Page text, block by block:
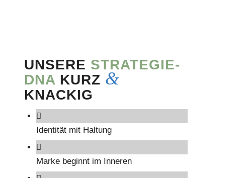
UNSERE STRATEGIE-
DNA KURZ &
KNACKIG
Identität mit Haltung
Marke beginnt im Inneren